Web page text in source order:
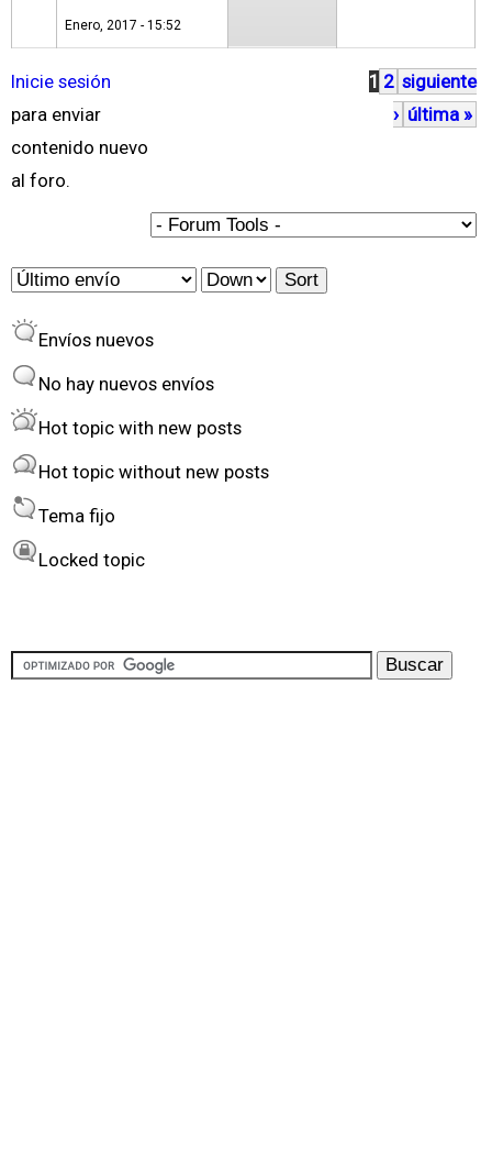
Enero, 2017 - 15:52
Inicie sesión
para enviar
contenido nuevo
al foro.
P
á
g
a
s
1 2 siguiente
› última »
O
d
e
r
y
S
t
Envíos nuevos
No hay nuevos envíos
Hot topic with new posts
Hot topic without new posts
Tema fijo
Locked topic